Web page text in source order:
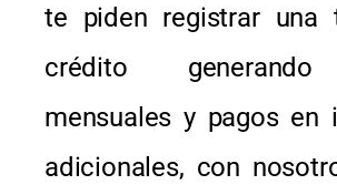
te piden registrar una
crédito
mensuales y pagos en
adicionales, con